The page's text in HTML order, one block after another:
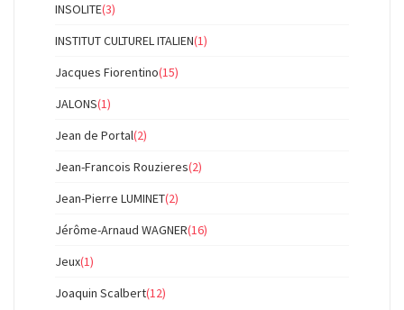
INSOLITE(3)
INSTITUT CULTUREL ITALIEN(1)
Jacques Fiorentino(15)
JALONS(1)
Jean de Portal(2)
Jean-Francois Rouzieres(2)
Jean-Pierre LUMINET(2)
Jérôme-Arnaud WAGNER(16)
Jeux(1)
Joaquin Scalbert(12)